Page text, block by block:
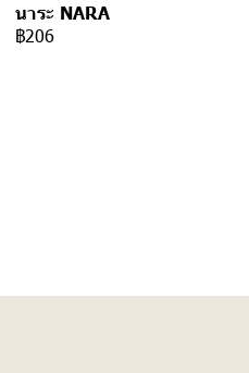
นาระ NARA
฿206